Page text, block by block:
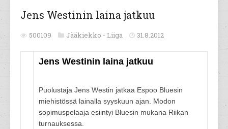
Jens Westinin laina jatkuu
500109 Jääkiekko - Liiga 31.8.2012
Jens Westinin laina jatkuu
Puolustaja Jens Westin jatkaa Espoo Bluesin
miehistössä lainalla syyskuun ajan. Modon
sopimuspelaaja esiintyi Bluesin mukana Riikan
turnauksessa.